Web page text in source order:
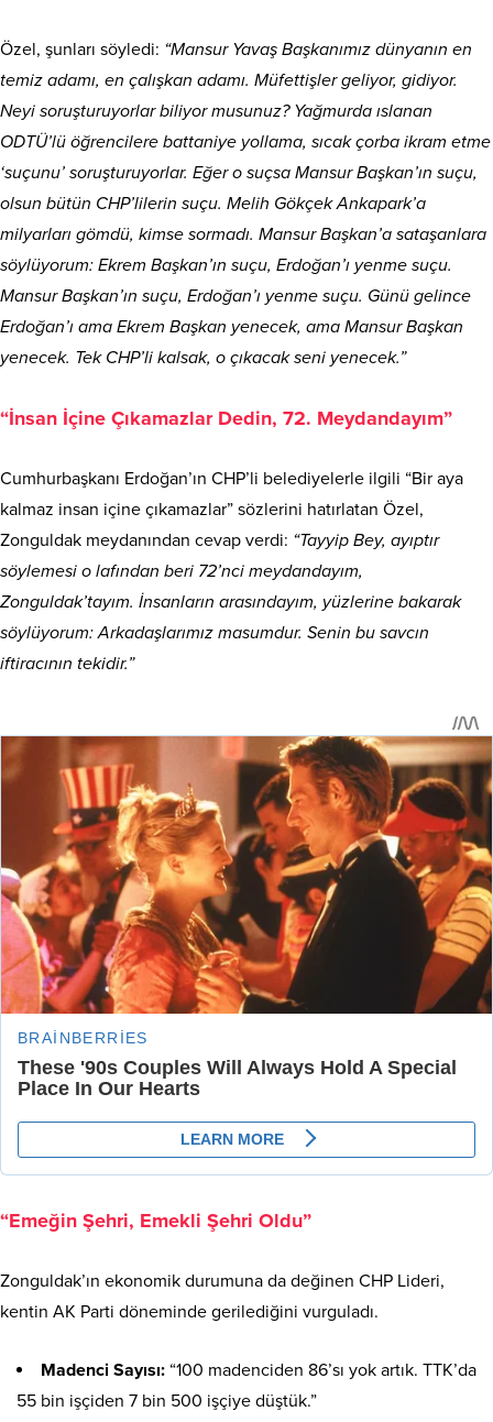
Özel, şunları söyledi: “Mansur Yavaş Başkanımız dünyanın en
temiz adamı, en çalışkan adamı. Müfettişler geliyor, gidiyor.
Neyi soruşturuyorlar biliyor musunuz? Yağmurda ıslanan
ODTÜ’lü öğrencilere battaniye yollama, sıcak çorba ikram etme
‘suçunu’ soruşturuyorlar. Eğer o suçsa Mansur Başkan’ın suçu,
olsun bütün CHP’lilerin suçu. Melih Gökçek Ankapark’a
milyarları gömdü, kimse sormadı. Mansur Başkan’a sataşanlara
söylüyorum: Ekrem Başkan’ın suçu, Erdoğan’ı yenme suçu.
Mansur Başkan’ın suçu, Erdoğan’ı yenme suçu. Günü gelince
Erdoğan’ı ama Ekrem Başkan yenecek, ama Mansur Başkan
yenecek. Tek CHP’li kalsak, o çıkacak seni yenecek.”
“İnsan İçine Çıkamazlar Dedin, 72. Meydandayım”
Cumhurbaşkanı Erdoğan’ın CHP’li belediyelerle ilgili “Bir aya
kalmaz insan içine çıkamazlar” sözlerini hatırlatan Özel,
Zonguldak meydanından cevap verdi: “Tayyip Bey, ayıptır
söylemesi o lafından beri 72’nci meydandayım,
Zonguldak’tayım. İnsanların arasındayım, yüzlerine bakarak
söylüyorum: Arkadaşlarımız masumdur. Senin bu savcın
iftiracının tekidir.”
“Emeğin Şehri, Emekli Şehri Oldu”
Zonguldak’ın ekonomik durumuna da değinen CHP Lideri,
kentin AK Parti döneminde gerilediğini vurguladı.
Madenci Sayısı: “100 madenciden 86’sı yok artık. TTK’da
55 bin işçiden 7 bin 500 işçiye düştük.”